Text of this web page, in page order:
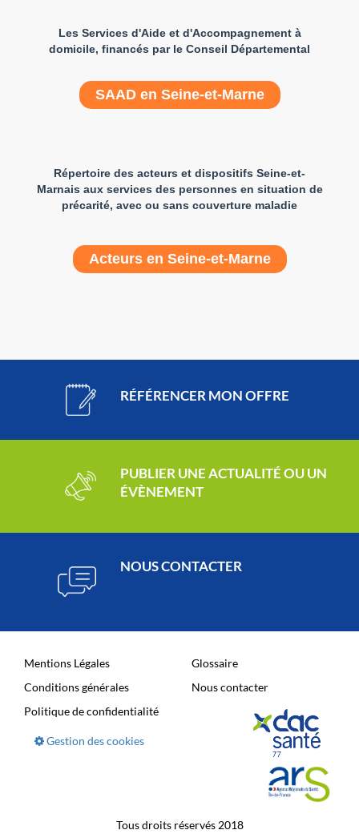
Les Services d'Aide et d'Accompagnement à
domicile, financés par le Conseil Départemental
SAAD en Seine-et-Marne
Répertoire des acteurs et dispositifs Seine-et-
Marnais aux services des personnes en situation de
précarité, avec ou sans couverture maladie
Acteurs en Seine-et-Marne
RÉFÉRENCER MON OFFRE
PUBLIER UNE ACTUALITÉ OU UN
ÉVÈNEMENT
NOUS CONTACTER
Mentions Légales
Conditions générales
Politique de confidentialité
Gestion des cookies
Glossaire
Nous contacter
Tous droits réservés 2018